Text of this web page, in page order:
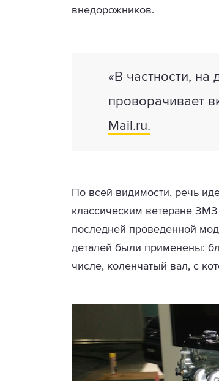
внедорожников.
«В частности, на
проворачивает
Mail.ru.
По всей видимости, речь
классическим ветеране
последней проведенной
деталей были применены:
числе, коленчатый вал, с